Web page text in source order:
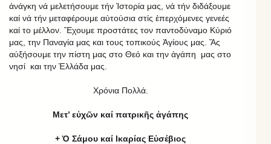
ἀνάγκη νά μελετήσουμε τήν Ἱστορία μας, νά τήν διδάξουμε
καί νά τήν μεταφέρουμε αὐτούσια στίς ἐπερχόμενες γενεές
καί το μέλλον. Ἔχουμε προστάτες τον παντοδύναμο Κύριό
μας, την Παναγία μας και τους τοπικούς Ἁγίους μας. Ἄς
αὐξήσουμε την πίστη μας στο Θεό και την ἀγάπη μας στο
νησί και την Ἑλλάδα μας.
Χρόνια Πολλά.
Μετ’ εὐχῶν καί πατρικῆς ἀγάπης
+ Ὁ Σάμου καί Ικαρίας Εὐσέβιος